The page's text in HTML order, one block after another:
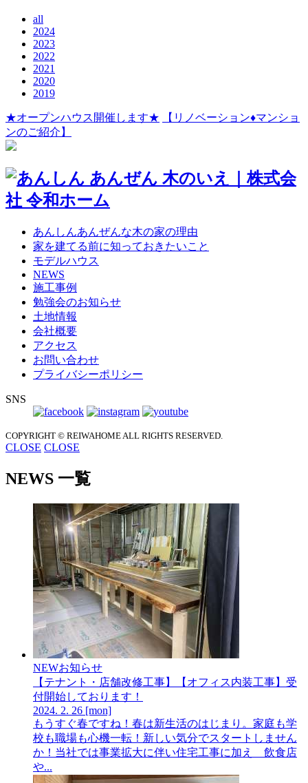
all
2024
2023
2022
2021
2020
2019
★オープンハウス開催します★
【リノベーション♦マンショ
ンのご紹介】
あんしんあんぜんな木の家の理由
家を建てる前に知っておきたいこと
モデルハウス
NEWS
施工事例
勉強会のお知らせ
土地情報
会社概要
アクセス
お問い合わせ
プライバシーポリシー
SNS
COPYRIGHT © REIWAHOMEALL RIGHTS RESERVED.
CLOSE CLOSE
NEWS 一覧
NEWお知らせ
【テナント・店舗改修工事】【オフィス内装工事】受
付開始しております！
2024. 2. 26 [mon]
もうすぐ春ですね！春は新生活のはじまり。家庭も学
校も職場も心機一転！新しい気分でスタートしません
か！当社では事業拡大に伴い住宅工事に加え 飲食店
や...